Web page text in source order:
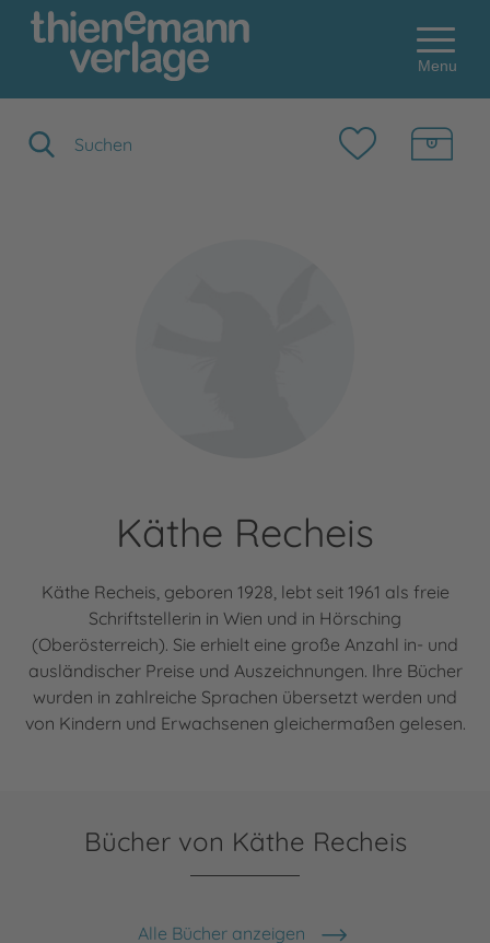
Menu
Käthe Recheis
Käthe Recheis, geboren 1928, lebt seit 1961 als freie
Schriftstellerin in Wien und in Hörsching
(Oberösterreich). Sie erhielt eine große Anzahl in- und
ausländischer Preise und Auszeichnungen. Ihre Bücher
wurden in zahlreiche Sprachen übersetzt werden und
von Kindern und Erwachsenen gleichermaßen gelesen.
Bücher von Käthe Recheis
Alle Bücher anzeigen